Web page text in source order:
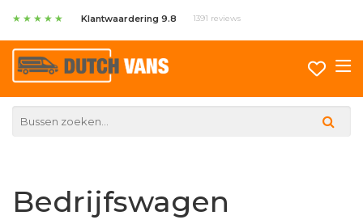
★ ★ ★ ★ ★ Klantwaardering 9.8 1391 reviews
Bedrijfswagen